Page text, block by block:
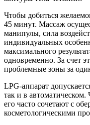
Чтобы добиться
45 минут. Массаж
манипулы, сила
индивидуальных
максимального
одновременно. За счет
проблемные зоны за
LPG-аппарат
так и в
его часто сочетают с
косметологическими